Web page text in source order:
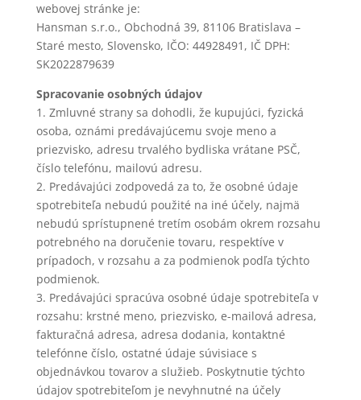
webovej stránke je:
Hansman s.r.o., Obchodná 39, 81106 Bratislava –
Staré mesto, Slovensko, IČO: 44928491, IČ DPH:
SK2022879639
Spracovanie osobných údajov
1. Zmluvné strany sa dohodli, že kupujúci, fyzická
osoba, oznámi predávajúcemu svoje meno a
priezvisko, adresu trvalého bydliska vrátane PSČ,
číslo telefónu, mailovú adresu.
2. Predávajúci zodpovedá za to, že osobné údaje
spotrebiteľa nebudú použité na iné účely, najmä
nebudú sprístupnené tretím osobám okrem rozsahu
potrebného na doručenie tovaru, respektíve v
prípadoch, v rozsahu a za podmienok podľa týchto
podmienok.
3. Predávajúci spracúva osobné údaje spotrebiteľa v
rozsahu: krstné meno, priezvisko, e-mailová adresa,
fakturačná adresa, adresa dodania, kontaktné
telefónne číslo, ostatné údaje súvisiace s
objednávkou tovarov a služieb. Poskytnutie týchto
údajov spotrebiteľom je nevyhnutné na účely